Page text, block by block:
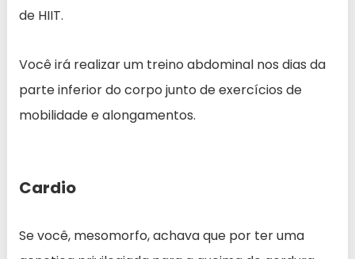
de HIIT.
Você irá realizar um treino abdominal nos dias da
parte inferior do corpo junto de exercícios de
mobilidade e alongamentos.
Cardio
Se você, mesomorfo, achava que por ter uma